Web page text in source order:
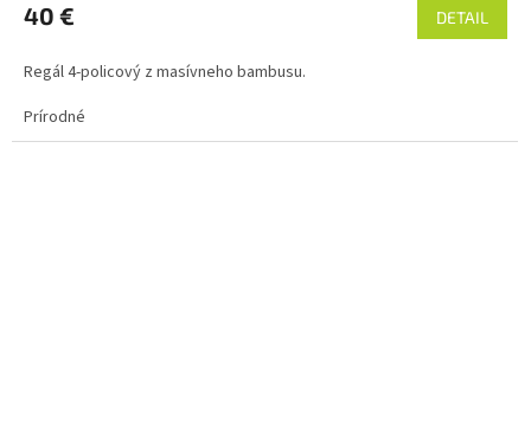
40 € DETAIL
Regál 4-policový z masívneho bambusu.
Prírodné